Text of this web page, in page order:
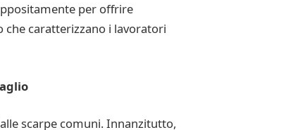
per offrire
caratterizzano i lavoratori
scarpe comuni. Innanzitutto,